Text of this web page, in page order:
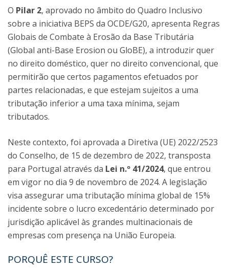
O Pilar 2, aprovado no âmbito do Quadro Inclusivo
sobre a iniciativa BEPS da OCDE/G20, apresenta Regras
Globais de Combate à Erosão da Base Tributária
(Global anti-Base Erosion ou GloBE), a introduzir quer
no direito doméstico, quer no direito convencional, que
permitirão que certos pagamentos efetuados por
partes relacionadas, e que estejam sujeitos a uma
tributação inferior a uma taxa mínima, sejam
tributados.
Neste contexto, foi aprovada a Diretiva (UE) 2022/2523
do Conselho, de 15 de dezembro de 2022, transposta
para Portugal através da Lei n.º 41/2024, que entrou
em vigor no dia 9 de novembro de 2024. A legislação
visa assegurar uma tributação mínima global de 15%
incidente sobre o lucro excedentário determinado por
jurisdição aplicável às grandes multinacionais de
empresas com presença na União Europeia.
PORQUÊ ESTE CURSO?